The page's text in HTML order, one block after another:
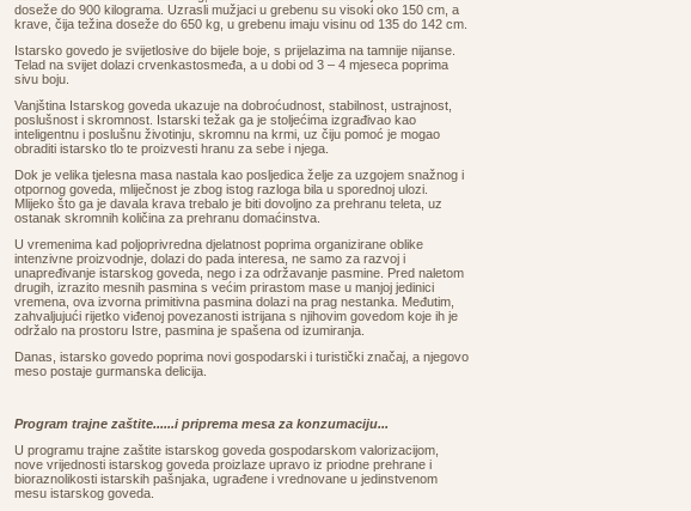
doseže do 900 kilograma. Uzrasli mužjaci u grebenu su visoki oko 150 cm, a
krave, čija težina doseže do 650 kg, u grebenu imaju visinu od 135 do 142 cm.
Istarsko govedo je svijetlosive do bijele boje, s prijelazima na tamnije nijanse.
Telad na svijet dolazi crvenkastosmeđa, a u dobi od 3 – 4 mjeseca poprima
sivu boju.
Vanjština Istarskog goveda ukazuje na dobroćudnost, stabilnost, ustrajnost,
poslušnost i skromnost. Istarski težak ga je stoljećima izgrađivao kao
inteligentnu i poslušnu životinju, skromnu na krmi, uz čiju pomoć je mogao
obraditi istarsko tlo te proizvesti hranu za sebe i njega.
Dok je velika tjelesna masa nastala kao posljedica želje za uzgojem snažnog i
otpornog goveda, mliječnost je zbog istog razloga bila u sporednoj ulozi.
Mlijeko što ga je davala krava trebalo je biti dovoljno za prehranu teleta, uz
ostanak skromnih količina za prehranu domaćinstva.
U vremenima kad poljoprivredna djelatnost poprima organizirane oblike
intenzivne proizvodnje, dolazi do pada interesa, ne samo za razvoj i
unapređivanje istarskog goveda, nego i za održavanje pasmine. Pred naletom
drugih, izrazito mesnih pasmina s većim prirastom mase u manjoj jedinici
vremena, ova izvorna primitivna pasmina dolazi na prag nestanka. Međutim,
zahvaljujući rijetko viđenoj povezanosti istrijana s njihovim govedom koje ih je
održalo na prostoru Istre, pasmina je spašena od izumiranja.
Danas, istarsko govedo poprima novi gospodarski i turistički značaj, a njegovo
meso postaje gurmanska delicija.
Program trajne zaštite......i priprema mesa za konzumaciju...
U programu trajne zaštite istarskog goveda gospodarskom valorizacijom,
nove vrijednosti istarskog goveda proizlaze upravo iz priodne prehrane i
bioraznolikosti istarskih pašnjaka, ugrađene i vrednovane u jedinstvenom
mesu istarskog goveda.